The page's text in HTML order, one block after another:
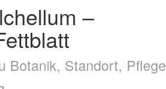
–
Botanik, Standort, Pflege